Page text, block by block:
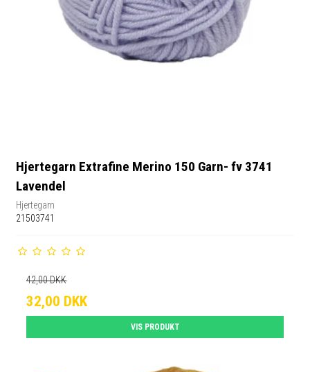
Hjertegarn Extrafine Merino 150 Garn- fv 3741
Lavendel
Hjertegarn
21503741
42,00 DKK
32,00 DKK
VIS PRODUKT